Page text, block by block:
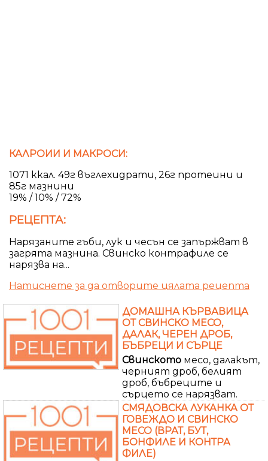
КАЛРОИИ И МАКРОСИ:
1071 ккал. 49г въглехидрати, 26г протеини и
85г мазнини
19% / 10% / 72%
РЕЦЕПТА:
Нарязаните гъби, лук и чесън се запържват в
загрята мазнина. Свинско контрафиле се
нарязва на...
Натиснете за да отворите цялата рецепта
ДОМАШНА КЪРВАВИЦА
ОТ СВИНСКО МЕСО,
ДАЛАК, ЧЕРЕН ДРОБ,
БЪБРЕЦИ И СЪРЦЕ
Свинското месо, далакът,
черният дроб, белият
дроб, бъбреците и
сърцето се нарязват.
СМЯДОВСКА ЛУКАНКА ОТ
ГОВЕЖДО И СВИНСКО
МЕСО (ВРАТ, БУТ,
БОНФИЛЕ И КОНТРА
ФИЛЕ)